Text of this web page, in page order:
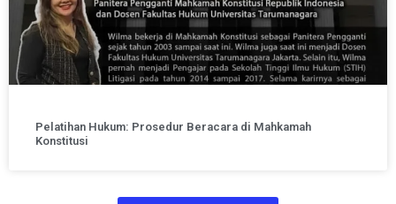
Pelatihan Hukum: Prosedur Beracara di Mahkamah
Konstitusi